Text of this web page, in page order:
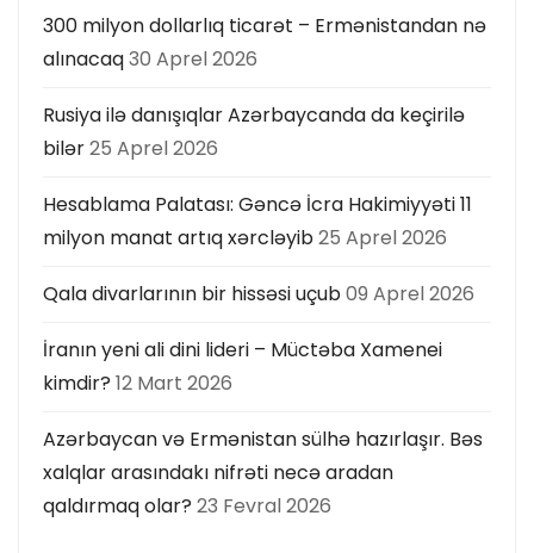
300 milyon dollarlıq ticarət – Ermənistandan nə
alınacaq30 Aprel 2026
Rusiya ilə danışıqlar Azərbaycanda da keçirilə
bilər25 Aprel 2026
Hesablama Palatası: Gəncə İcra Hakimiyyəti 11
milyon manat artıq xərcləyib25 Aprel 2026
Qala divarlarının bir hissəsi uçub09 Aprel 2026
İranın yeni ali dini lideri – Müctəba Xamenei
kimdir? 12 Mart 2026
Azərbaycan və Ermənistan sülhə hazırlaşır. Bəs
xalqlar arasındakı nifrəti necə aradan
qaldırmaq olar? 23 Fevral 2026